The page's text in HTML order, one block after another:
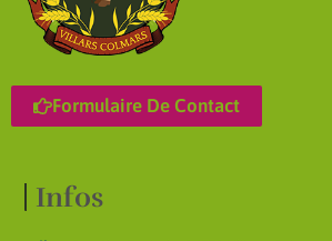
Formulaire De Contact
Infos